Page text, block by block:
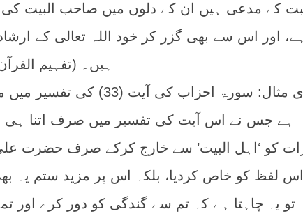
کے مدعی ہیں ان کے دلوں میں صاحب البیت کی
اور اس سے بھی گزر کر خود اللہ تعالی کے
ہیں۔ (تفہیم القرآن
تیسری مثال: سورۃ احزاب کی
ہے جس نے اس آیت کی تفسیر میں صرف اتنا ہی
کو ‘اہل البیت’ سے خارج کرکے صرف حضرت علی
اس لفظ کو خاص کردیا، بلکہ اس پر مزید ستم یہ
تو یہ چاہتا ہے کہ تم سے گندگی کو دور کرے اور